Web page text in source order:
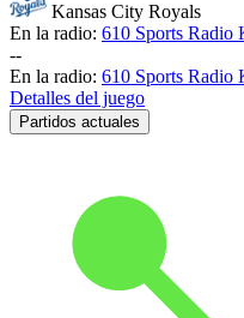
Kansas City Royals
En la radio: 610 Sports Radio
--
En la radio: 610 Sports Radio
Detalles del juego
Partidos actuales